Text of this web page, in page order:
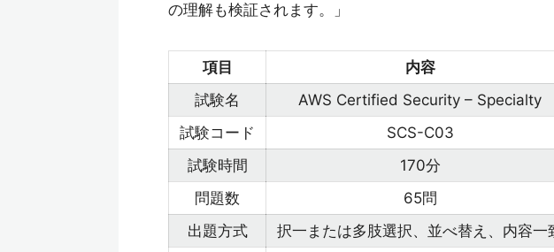
の理解も検証されます。」
項目
内容
試験名
AWS Certified Security – Specialty
試験コード
SCS-C03
試験時間
170分
問題数
65問
出題方式
択一または多肢選択、並べ替え、内容一